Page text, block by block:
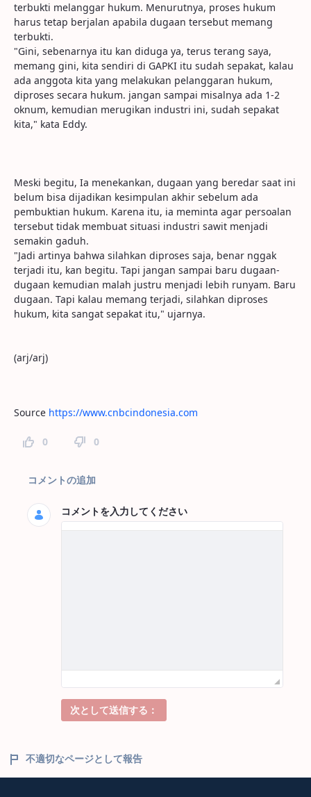
terbukti melanggar hukum. Menurutnya, proses hukum
harus tetap berjalan apabila dugaan tersebut memang
terbukti.
"Gini, sebenarnya itu kan diduga ya, terus terang saya,
memang gini, kita sendiri di GAPKI itu sudah sepakat, kalau
ada anggota kita yang melakukan pelanggaran hukum,
diproses secara hukum. jangan sampai misalnya ada 1-2
oknum, kemudian merugikan industri ini, sudah sepakat
kita," kata Eddy.
Meski begitu, Ia menekankan, dugaan yang beredar saat ini
belum bisa dijadikan kesimpulan akhir sebelum ada
pembuktian hukum. Karena itu, ia meminta agar persoalan
tersebut tidak membuat situasi industri sawit menjadi
semakin gaduh.
"Jadi artinya bahwa silahkan diproses saja, benar nggak
terjadi itu, kan begitu. Tapi jangan sampai baru dugaan-
dugaan kemudian malah justru menjadi lebih runyam. Baru
dugaan. Tapi kalau memang terjadi, silahkan diproses
hukum, kita sangat sepakat itu," ujarnya.
(arj/arj)
Source https://www.cnbcindonesia.com
0 0
ページコメント
コメントの追加
コメントを入力してください
次として送信する：
不適切なページとして報告